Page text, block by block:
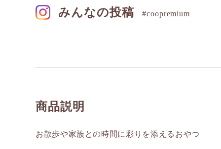
みんなの投稿 #coopremium
商品説明
お散歩や家族との時間に彩りを添えるおやつ